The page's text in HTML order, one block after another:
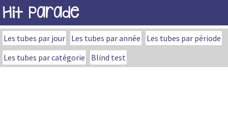
Hit Parade
Les tubes par jour Les tubes par année
Les tubes par période
Les tubes par catégorie
Blind test